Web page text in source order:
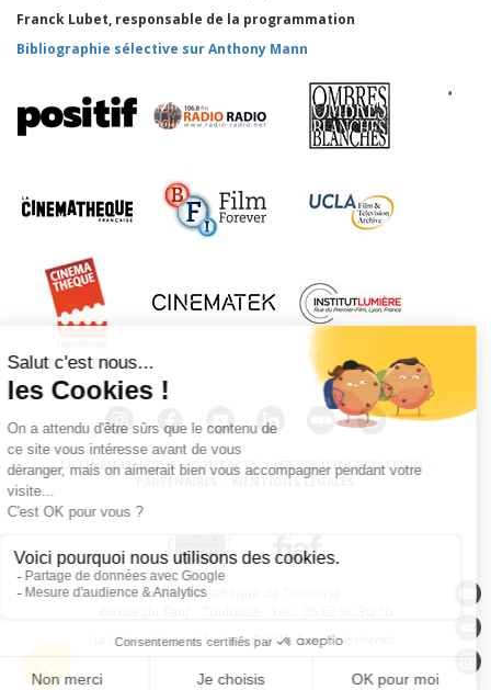
Franck Lubet, responsable de la programmation
Bibliographie sélective sur Anthony Mann
LA CINÉMATHÈQUE · CONTACTS · LETTRE D'INFORMATION
MENTIONS LÉGALES
La Cinémathèque de Toulouse
La Cinémathèque de Toulouse © 2015. Tous droits réservés.